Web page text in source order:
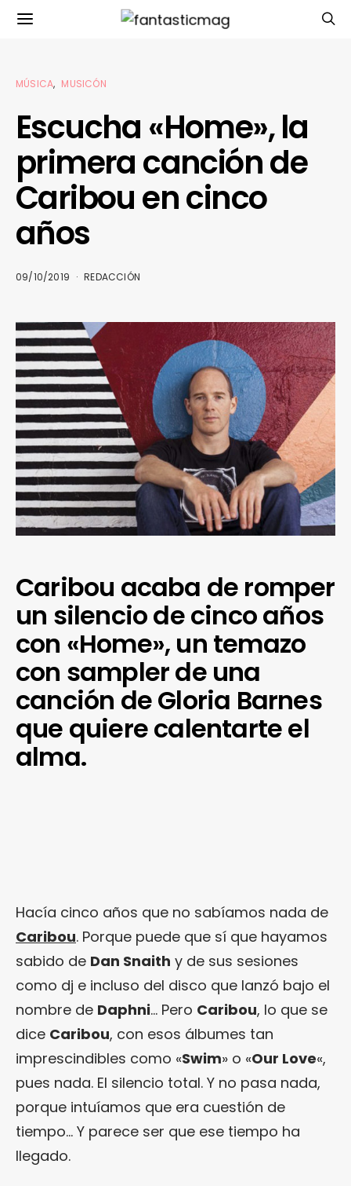
MÚSICA MUSICÓN
Escucha «Home», la
primera canción de
Caribou en cinco
años
09/10/2019 REDACCIÓN
Caribou acaba de romper
un silencio de cinco años
con «Home», un temazo
con sampler de una
canción de Gloria Barnes
que quiere calentarte el
alma.
Hacía cinco años que no sabíamos nada de
Caribou. Porque puede que sí que hayamos
sabido de Dan Snaith y de sus sesiones
como dj e incluso del disco que lanzó bajo el
nombre de Daphni… Pero Caribou, lo que se
dice Caribou, con esos álbumes tan
imprescindibles como «Swim» o «Our Love«,
pues nada. El silencio total. Y no pasa nada,
porque intuíamos que era cuestión de
tiempo… Y parece ser que ese tiempo ha
llegado.